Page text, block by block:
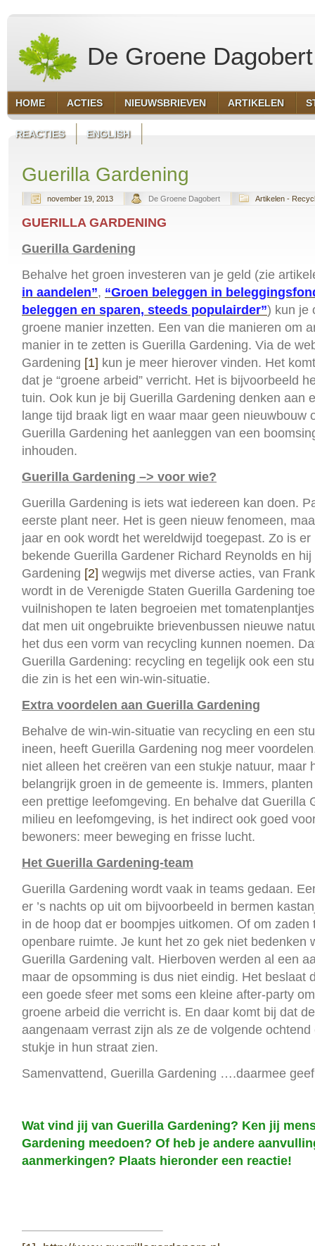
De Groene Dagobert
HOME ACTIES NIEUWSBRIEVEN ARTIKELEN
REACTIES ENGLISH
Guerilla Gardening
november 19, 2013 De Groene Dagobert Artikelen -
GUERILLA GARDENING
Guerilla Gardening
Behalve het groen investeren van je geld (zie
in aandelen”, “Groen beleggen in
beleggen en sparen, steeds populairder”) kun je
groene manier inzetten. Een van die manieren om
manier in te zetten is Guerilla Gardening. Via de
Gardening [1] kun je meer hierover vinden. Het
dat je “groene arbeid” verricht. Het is bijvoorbeeld
tuin. Ook kun je bij Guerilla Gardening denken aan
lange tijd braak ligt en waar maar geen nieuwbouw
Guerilla Gardening het aanleggen van een
inhouden.
Guerilla Gardening –> voor wie?
Guerilla Gardening is iets wat iedereen kan doen.
eerste plant neer. Het is geen nieuw fenomeen,
jaar en ook wordt het wereldwijd toegepast. Zo is
bekende Guerilla Gardener Richard Reynolds en
Gardening [2] wegwijs met diverse acties, van
wordt in de Verenigde Staten Guerilla Gardening
vuilnishopen te laten begroeien met
dat men uit ongebruikte brievenbussen nieuwe
het dus een vorm van recycling kunnen noemen.
Guerilla Gardening: recycling en tegelijk ook een
die zin is het een win-win-situatie.
Extra voordelen aan Guerilla Gardening
Behalve de win-win-situatie van recycling en een
ineen, heeft Guerilla Gardening nog meer
niet alleen het creëren van een stukje natuur, maar
belangrijk groen in de gemeente is. Immers,
een prettige leefomgeving. En behalve dat Guerilla
milieu en leefomgeving, is het indirect ook goed
bewoners: meer beweging en frisse lucht.
Het Guerilla Gardening-team
Guerilla Gardening wordt vaak in teams gedaan.
er ’s nachts op uit om bijvoorbeeld in bermen
in de hoop dat er boompjes uitkomen. Of om zaden
openbare ruimte. Je kunt het zo gek niet bedenken
Guerilla Gardening valt. Hierboven werden al een
maar de opsomming is dus niet eindig. Het beslaat
een goede sfeer met soms een kleine after-party
groene arbeid die verricht is. En daar komt bij dat
aangenaam verrast zijn als ze de volgende
stukje in hun straat zien.
Samenvattend, Guerilla Gardening ….daarmee
Wat vind jij van Guerilla Gardening? Ken jij
Gardening meedoen? Of heb je andere
aanmerkingen? Plaats hieronder een reactie!